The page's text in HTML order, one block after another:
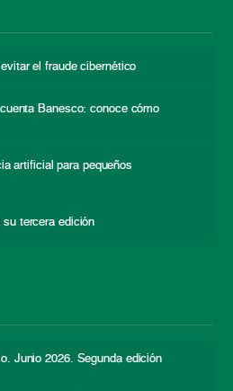
el fraude cibernético
Banesco: conoce cómo
artificial para pequeños
su tercera edición
Junio 2026. Segunda edición